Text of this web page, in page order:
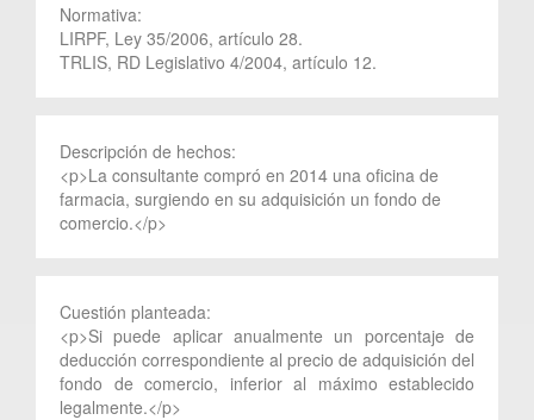
Normativa:
LIRPF, Ley 35/2006, artículo 28.
TRLIS, RD Legislativo 4/2004, artículo 12.
Descripción de hechos:
<p>La consultante compró en 2014 una oficina de
farmacia, surgiendo en su adquisición un fondo de
comercio.</p>
Cuestión planteada:
<p>Si puede aplicar anualmente un porcentaje de
deducción correspondiente al precio de adquisición del
fondo de comercio, inferior al máximo establecido
legalmente.</p>